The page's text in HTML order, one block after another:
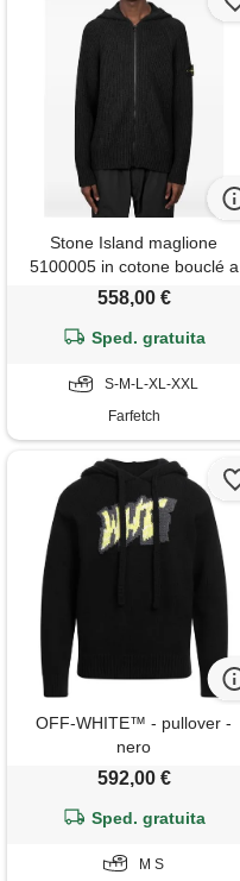
Stone Island maglione
5100005 in cotone bouclé a
coste - nero
558,00 €
Sped. gratuita
S-M-L-XL-XXL
Farfetch
OFF-WHITE™ - pullover -
nero
592,00 €
Sped. gratuita
M S